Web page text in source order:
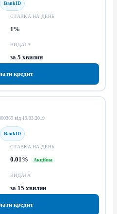
BankID
СТАВКА НА ДЕНЬ
1%
ВИДАЧА
за 5 хвилин
кредит
від 19.03.2019
BankID
СТАВКА НА ДЕНЬ
0.01% Акційна
ВИДАЧА
за 15 хвилин
кредит